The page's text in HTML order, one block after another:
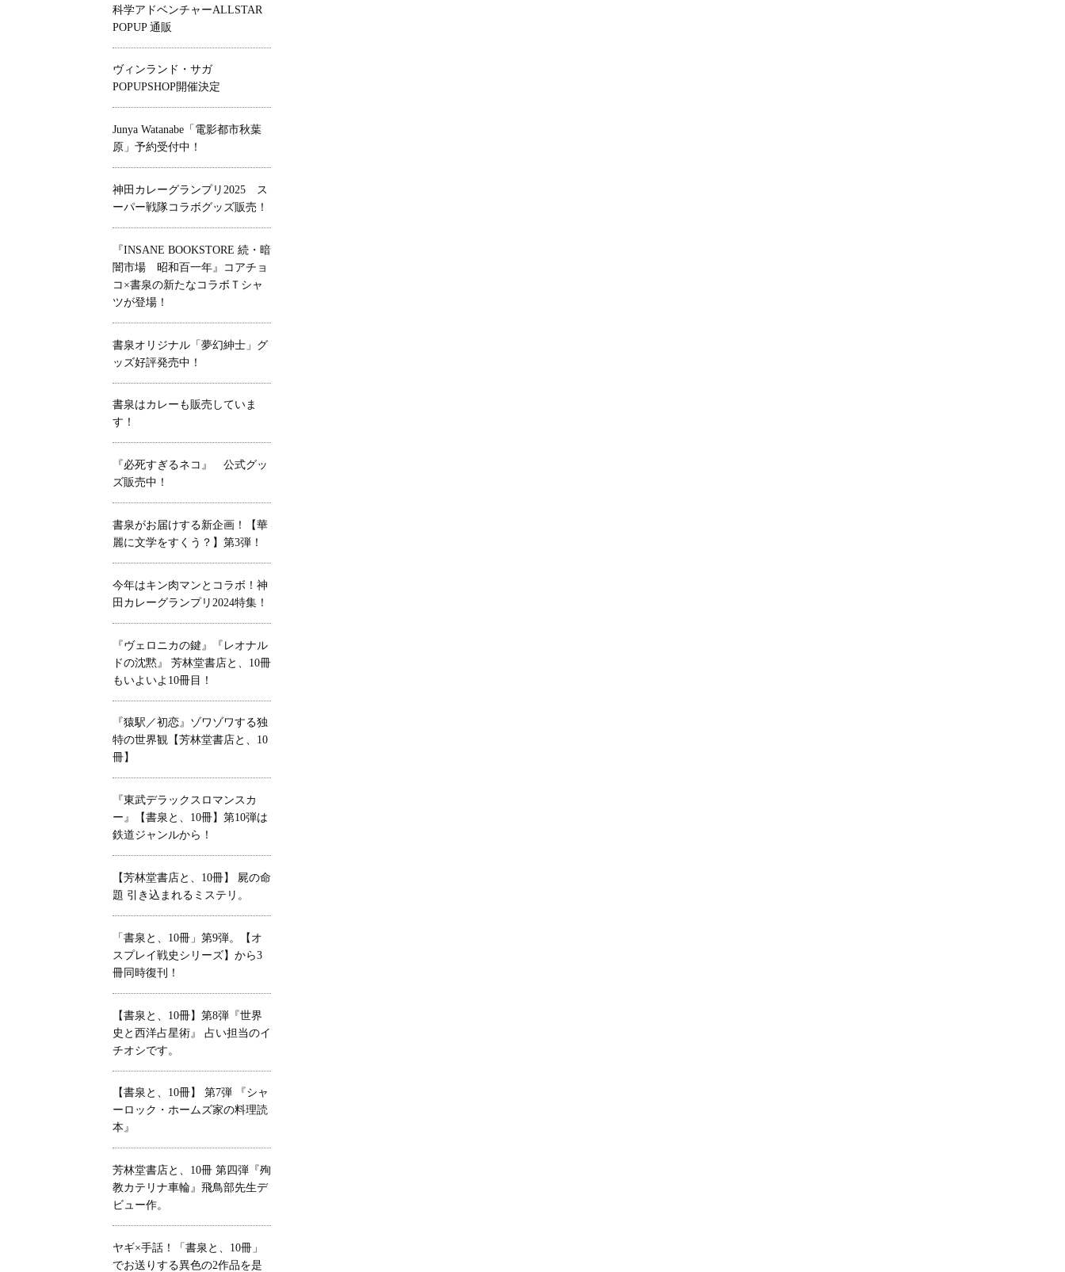
科学アドベンチャーALLSTAR
POPUP 通販
ヴィンランド・サガ
POPUPSHOP開催決定
Junya Watanabe「電影都市秋葉
原」予約受付中！
神田カレーグランプリ2025 ス
ーパー戦隊コラボグッズ販売！
『INSANE BOOKSTORE 続・暗
闇市場 昭和百一年』コアチョ
コ×書泉の新たなコラボＴシャ
ツが登場！
書泉オリジナル「夢幻紳士」グ
ッズ好評発売中！
書泉はカレーも販売していま
す！
『必死すぎるネコ』 公式グッ
ズ販売中！
書泉がお届けする新企画！【華
麗に文学をすくう？】第3弾！
今年はキン肉マンとコラボ！神
田カレーグランプリ2024特集！
『ヴェロニカの鍵』『レオナル
ドの沈黙』 芳林堂書店と、10冊
もいよいよ10冊目！
『猿駅／初恋』ゾワゾワする独
特の世界観【芳林堂書店と、10
冊】
『東武デラックスロマンスカ
ー』【書泉と、10冊】第10弾は
鉄道ジャンルから！
【芳林堂書店と、10冊】 屍の命
題 引き込まれるミステリ。
「書泉と、10冊」第9弾。【オ
スプレイ戦史シリーズ】から3
冊同時復刊！
【書泉と、10冊】第8弾『世界
史と西洋占星術』 占い担当のイ
チオシです。
【書泉と、10冊】 第7弾 『シャ
ーロック・ホームズ家の料理読
本』
芳林堂書店と、10冊 第四弾『殉
教カテリナ車輪』飛鳥部先生デ
ビュー作。
ヤギ×手話！「書泉と、10冊」
でお送りする異色の2作品を是